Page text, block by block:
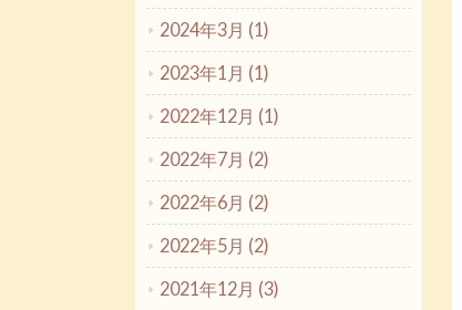
2024年3月 (1)
2023年1月 (1)
2022年12月 (1)
2022年7月 (2)
2022年6月 (2)
2022年5月 (2)
2021年12月 (3)